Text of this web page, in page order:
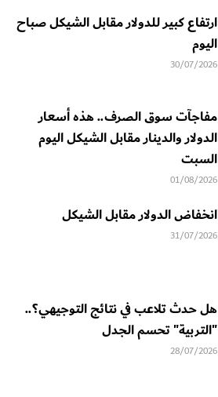
ارتفاع كبير للدولار مقابل الشيكل صباح
اليوم
30/07/2026
مفاجآت سوق الصرف.. هذه أسعار
الدولار والدينار مقابل الشيكل اليوم
السبت
01/08/2026
انخفاض الدولار مقابل الشيكل
31/07/2026
هل حدث تلاعب في نتائج التوجيهي؟..
"التربية" تحسم الجدل
28/07/2026